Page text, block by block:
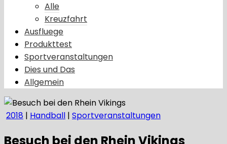
Alle
Kreuzfahrt
Ausfluege
Produkttest
Sportveranstaltungen
Dies und Das
Allgemein
2018 | Handball | Sportveranstaltungen